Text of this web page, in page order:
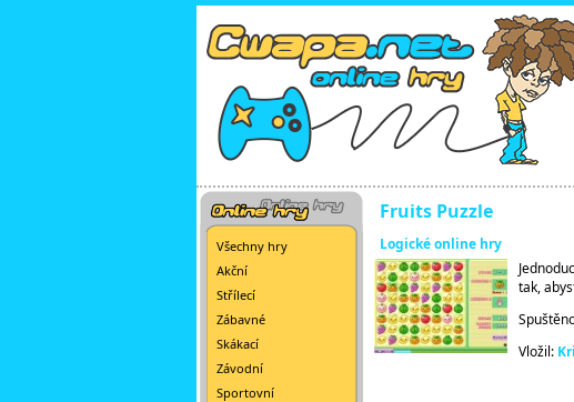
Všechny hry
Akční
Střílecí
Zábavné
Skákací
Závodní
Sportovní
Fruits Puzzle
Logické online hry
tak,
Vložil: